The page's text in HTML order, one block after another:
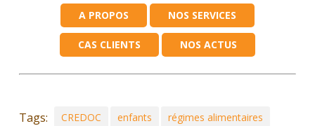
A PROPOS NOS SERVICES
CAS CLIENTS NOS ACTUS
Tags: CREDOC enfants
régimes alimentaires